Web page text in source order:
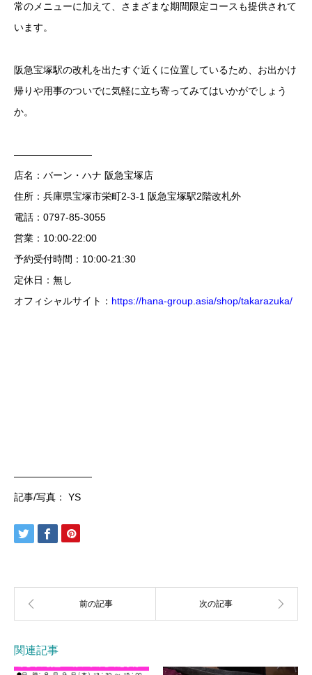
常のメニューに加えて、さまざまな期間限定コースも提供されて
います。
阪急宝塚駅の改札を出たすぐ近くに位置しているため、お出かけ
帰りや用事のついでに気軽に立ち寄ってみてはいかがでしょう
か。
————————
店名：バーン・ハナ 阪急宝塚店
住所：兵庫県宝塚市栄町2-3-1 阪急宝塚駅2階改札外
電話：0797-85-3055
営業：10:00-22:00
予約受付時間：10:00-21:30
定休日：無し
オフィシャルサイト： https://hana-group.asia/shop/takarazuka/
————————
記事/写真： YS
関連記事